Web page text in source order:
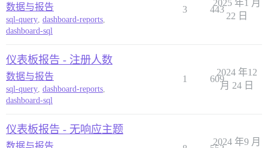
数据与报告
sql-query, dashboard-reports,
dashboard-sql
3 443
2025 年1 月
22 日
仪表板报告 - 注册人数
数据与报告
sql-query, dashboard-reports,
dashboard-sql
1 609
2024 年12
月 24 日
仪表板报告 - 无响应主题
数据与报告 2024 年9 月